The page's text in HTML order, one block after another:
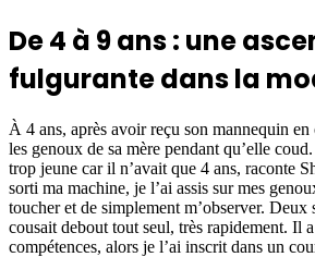
De 4 à 9 ans : une
fulgurante dans la
À 4 ans, après avoir reçu son mannequin en
les genoux de sa mère pendant qu’elle
trop jeune car il n’avait que 4 ans, raconte
sorti ma machine, je l’ai assis sur mes
toucher et de simplement m’observer. Deux
cousait debout tout seul, très rapidement. Il
compétences, alors je l’ai inscrit dans un